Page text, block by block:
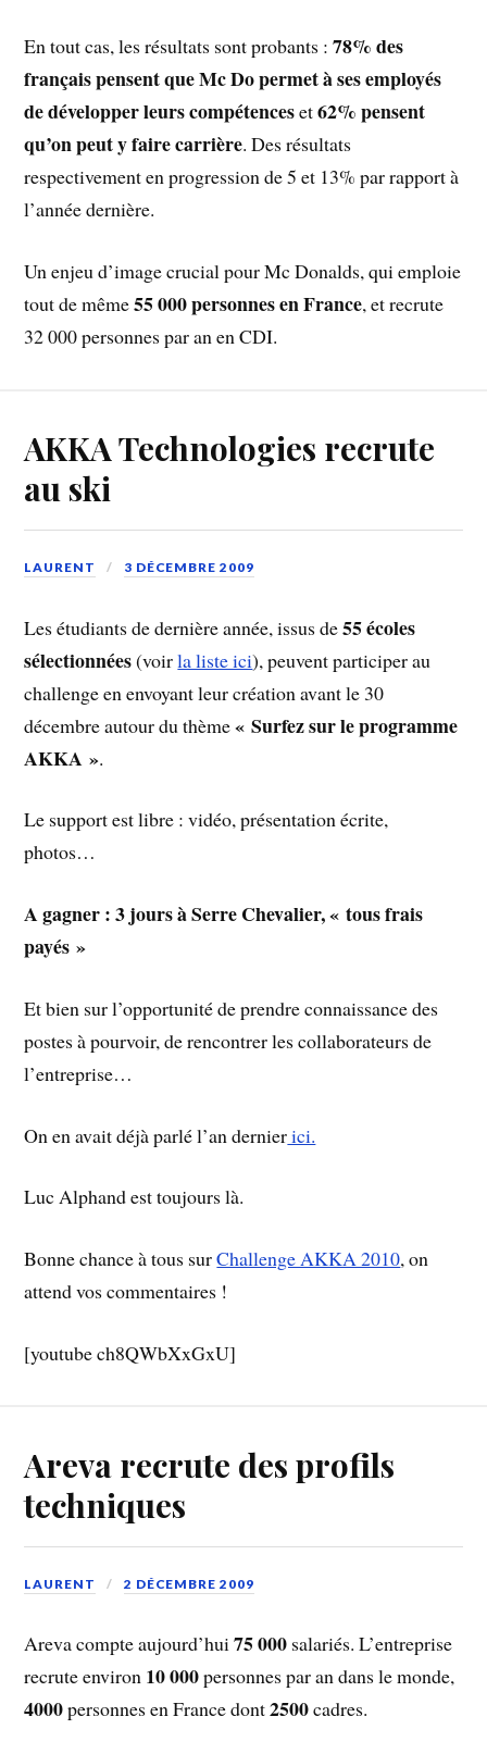
En tout cas, les résultats sont probants :78% des
français pensent que Mc Do permet à ses employés
de développer leurs compétenceset62% pensent
qu’on peut y faire carrière. Des résultats
respectivement en progression de 5 et 13% par rapport à
l’année dernière.
Un enjeu d’image crucial pour Mc Donalds, qui emploie
tout de même55 000 personnes en France, et recrute
32 000 personnes par an en CDI.
AKKA Technologies recrute
au ski
LAURENT 3 DÉCEMBRE 2009
Les étudiants de dernière année, issus de55 écoles
sélectionnées(voirla liste ici), peuvent participer au
challenge en envoyant leur création avant le 30
décembre autour du thème« Surfez sur le programme
AKKA ».
Le support est libre : vidéo, présentation écrite,
photos…
A gagner : 3 jours à Serre Chevalier, « tous frais
payés »
Et bien sur l’opportunité de prendre connaissance des
postes à pourvoir, de rencontrer les collaborateurs de
l’entreprise…
On en avait déjà parlé l’an dernierici.
Luc Alphand est toujours là.
Bonne chance à tous surChallenge AKKA 2010, on
attend vos commentaires !
[youtube ch8QWbXxGxU]
Areva recrute des profils
techniques
LAURENT 2 DÉCEMBRE 2009
Areva compte aujourd’hui75 000 salariés. L’entreprise
recrute environ 10 000personnes par an dans le monde,
4000personnes en France dont2500cadres.